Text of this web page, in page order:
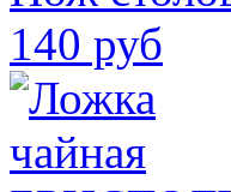
140 руб